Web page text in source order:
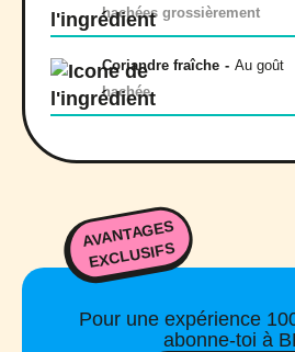
hachées grossièrement
Coriandre fraîche - Au goût
hachée
AVANTAGES
EXCLUSIFS
Pour une expérience
abonne-toi à